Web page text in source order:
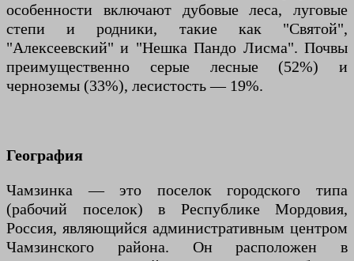
особенности включают дубовые леса, луговые
степи и родники, такие как "Святой",
"Алексеевский" и "Нешка Пандо Лисма". Почвы
преимущественно серые лесные (52%) и
черноземы (33%), лесистость — 19%.
География
Чамзинка — это поселок городского типа
(рабочий поселок) в Республике Мордовия,
Россия, являющийся административным центром
Чамзинского района. Он расположен в